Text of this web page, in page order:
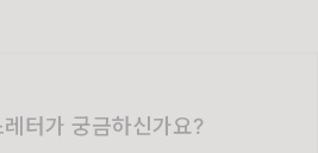
터가 궁금하신가요?